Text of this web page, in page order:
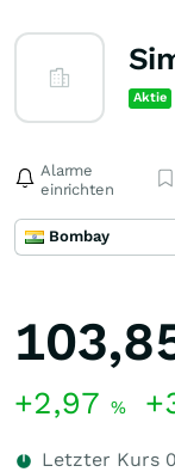
Aktie
Alarme
einrichten
Bombay
+2,97 %
Letzter Kurs